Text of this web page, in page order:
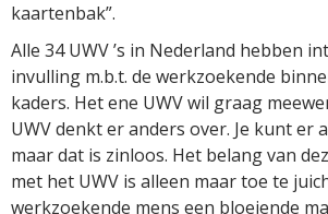
kaartenbak”.
Alle 34 UWV ’s in Nederland hebben
invulling m.b.t. de werkzoekende
kaders. Het ene UWV wil graag
UWV denkt er anders over. Je kunt er
maar dat is zinloos. Het belang van
met het UWV is alleen maar toe te
werkzoekende mens een bloeiende